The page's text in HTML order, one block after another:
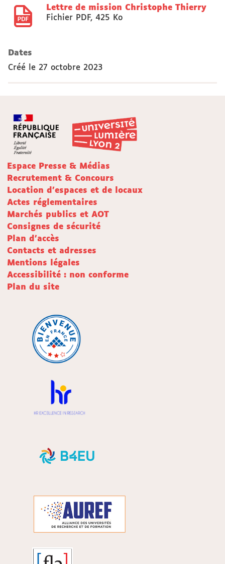
Lettre de mission Christophe Thierry
Fichier PDF, 425 Ko
Dates
Créé le 27 octobre 2023
Espace Presse & Médias
Recrutement & Concours
Location d'espaces et de locaux
Actes réglementaires
Marchés publics et AOT
Consignes de sécurité
Plan d'accès
Contacts et adresses
Mentions légales
Accessibilité : non conforme
Plan du site